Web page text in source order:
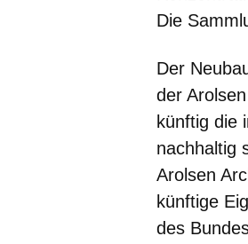
Die
Der
der
künftig die
nachhaltig
Arolsen
künftige
des